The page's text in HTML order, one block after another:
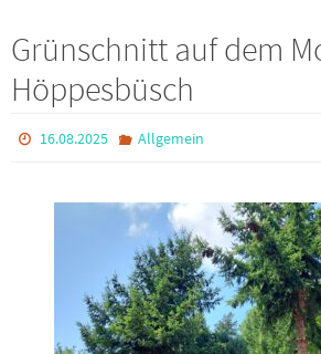
Grünschnitt auf dem
Höppesbüsch
16.08.2025 Allgemein